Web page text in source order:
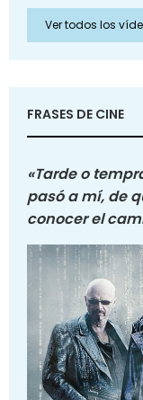
Ver todos los
FRASES DE CINE
«Tarde o
pasó a mí, de
conocer el